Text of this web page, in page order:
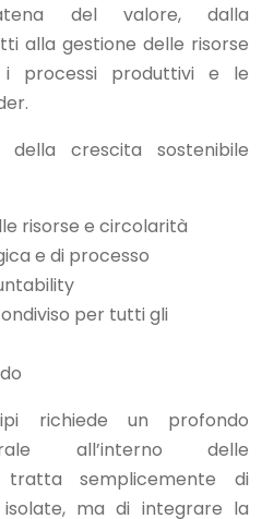
del valore, dalla
alla gestione delle risorse
i processi produttivi e le
crescita sostenibile
risorse e circolarità
e di processo
per tutti gli
richiede un profondo
all’interno delle
tratta semplicemente di
ma di integrare la